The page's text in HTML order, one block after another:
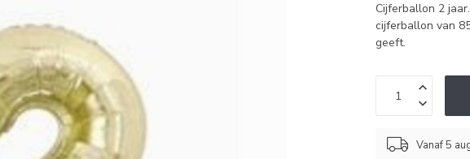
Cijferballon 2
cijferballon van
geeft.
Vanaf 5